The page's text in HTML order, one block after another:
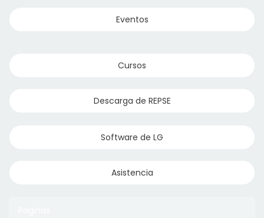
Eventos
Cursos
Descarga de REPSE
Software de LG
Asistencia